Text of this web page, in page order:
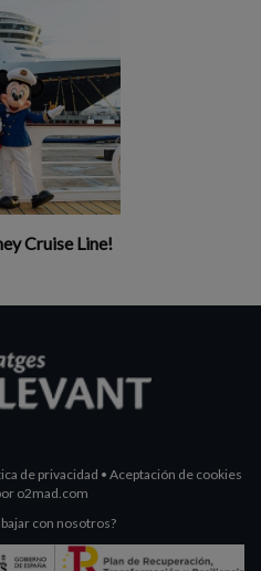
Cruise Line!
de privacidad • Aceptación de cookies
o2mad.com
con nosotros?